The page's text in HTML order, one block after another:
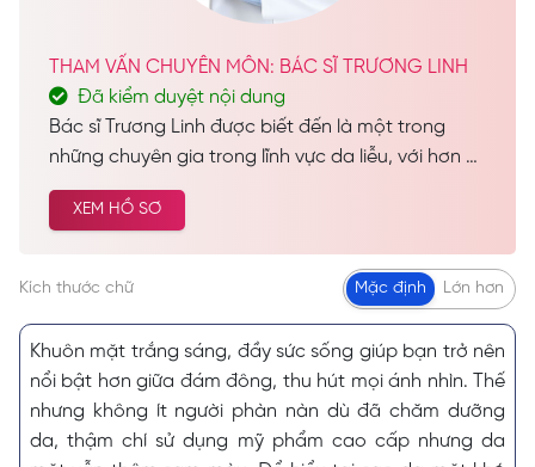
THAM VẤN CHUYÊN MÔN: BÁC SĨ TRƯƠNG LINH
Đã kiểm duyệt nội dung
Bác sĩ Trương Linh được biết đến là một trong
những chuyên gia trong lĩnh vực da liễu, với hơn 28
năm kinh nghiệm dày dặn trong nghề. Trong suốt
hành trình sự nghiệp, bác sĩ đã thực hiện thành
khách hàng trên khắp cả nước, góp phần mang
lại sự tự tin và vẻ đẹp hoàn hảo cho nhiều người.
XEM HỒ SƠ
Kích thước chữ Mặc định Lớn hơn
Khuôn mặt trắng sáng, đầy sức sống giúp bạn trở nên
nổi bật hơn giữa đám đông, thu hút mọi ánh nhìn. Thế
nhưng không ít người phàn nàn dù đã chăm dưỡng
da, thậm chí sử dụng mỹ phẩm cao cấp nhưng da